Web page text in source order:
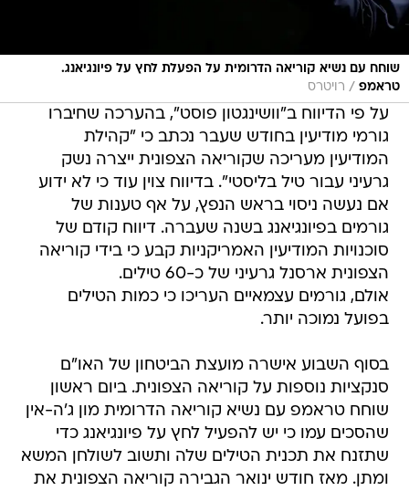
שוחח עם נשיא קוריאה הדרומית על הפעלת לחץ על פיונגיאנג.
טראמפ / רויטרס
על פי הדיווח ב"וושינגטון פוסט", בהערכה שחיברו
גורמי מודיעין בחודש שעבר נכתב כי "קהילת
המודיעין מעריכה שקוריאה הצפונית ייצרה נשק
גרעיני עבור טיל בליסטי". בדיווח צוין עוד כי לא ידוע
אם נעשה ניסוי בראש הנפץ, על אף טענות של
גורמים בפיונגיאנג בשנה שעברה. דיווח קודם של
סוכנויות המודיעין האמריקניות קבע כי בידי קוריאה
הצפונית ארסנל גרעיני של כ-60 טילים.
אולם, גורמים עצמאיים העריכו כי כמות הטילים
בפועל נמוכה יותר.
בסוף השבוע אישרה מועצת הביטחון של האו"ם
סנקציות נוספות על קוריאה הצפונית. ביום ראשון
שוחח טראמפ עם נשיא קוריאה הדרומית מון ג'ה-אין
שהסכים עמו כי יש להפעיל לחץ על פיונגיאנג כדי
שתזנח את תכנית הטילים שלה ותשוב לשולחן המשא
ומתן. מאז חודש ינואר הגבירה קוריאה הצפונית את